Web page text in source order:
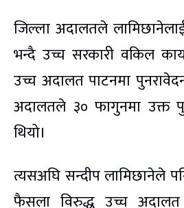
जिल्ला अदालतले
भन्दै उच्च सरकारी वकिल
उच्च अदालत पाटनमा
अदालतले ३० फागुनमा उक्त
थियो।
त्यसअघि सन्दीप लामिछानेले
फैसला विरुद्ध उच्च अदालत